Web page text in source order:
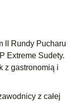
II Rundy Pucharu
Extreme Sudety.
z gastronomią i
z całej